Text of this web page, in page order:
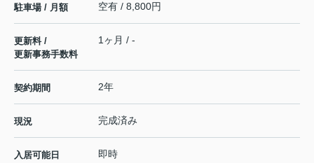
駐車場 / 月額 空有 / 8,800円
更新料 /
更新事務手数料
1ヶ月 / -
契約期間 2年
現況 完成済み
入居可能日 即時